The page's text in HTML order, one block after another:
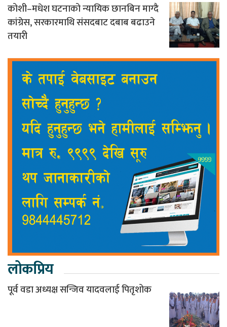
कोशी–मधेश घटनाको न्यायिक छानबिन माग्दै
कांग्रेस, सरकारमाथि संसदबाट दबाब बढाउने
तयारी
लोकप्रिय
पूर्व वडा अध्यक्ष सन्जिव यादवलाई पितृशोक